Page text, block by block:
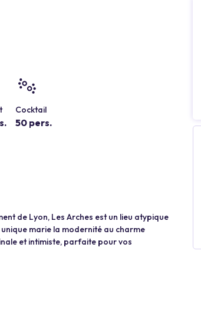
Cocktail
50 pers.
de Lyon, Les Arches est un lieu atypique
marie la modernité au charme
et intimiste, parfaite pour vos